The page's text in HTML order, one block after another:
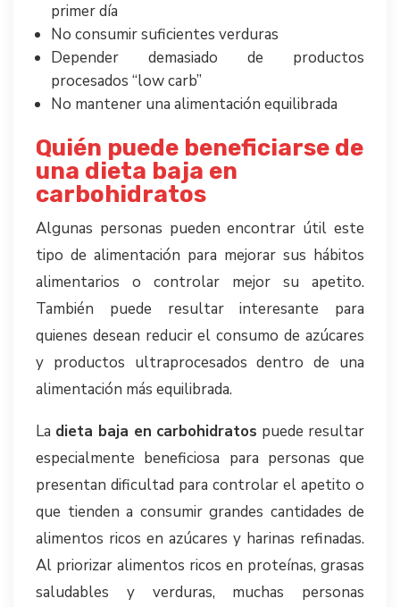
primer día
No consumir suficientes verduras
Depender demasiado de productos
procesados “low carb”
No mantener una alimentación equilibrada
Quién puede beneficiarse de
una dieta baja en
carbohidratos
Algunas personas pueden encontrar útil este
tipo de alimentación para mejorar sus hábitos
alimentarios o controlar mejor su apetito.
También puede resultar interesante para
quienes desean reducir el consumo de azúcares
y productos ultraprocesados dentro de una
alimentación más equilibrada.
La dieta baja en carbohidratos puede resultar
especialmente beneficiosa para personas que
presentan dificultad para controlar el apetito o
que tienden a consumir grandes cantidades de
alimentos ricos en azúcares y harinas refinadas.
Al priorizar alimentos ricos en proteínas, grasas
saludables y verduras, muchas personas